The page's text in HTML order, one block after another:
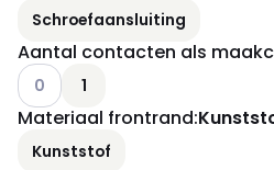
Schroefaansluiting
Aantal contacten als
Andere varianten (Huidige
0 1
Materiaal frontrand:
Kunststof